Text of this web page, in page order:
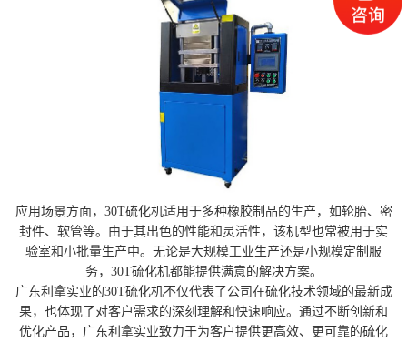
应用场景方面，30T硫化机适用于多种橡胶制品的生产，如轮胎、密
封件、软管等。由于其出色的性能和灵活性，该机型也常被用于实
验室和小批量生产中。无论是大规模工业生产还是小规模定制服
务，30T硫化机都能提供满意的解决方案。
广东利拿实业的30T硫化机不仅代表了公司在硫化技术领域的最新成
果，也体现了对客户需求的深刻理解和快速响应。通过不断创新和
优化产品，广东利拿实业致力于为客户提供更高效、更可靠的硫化